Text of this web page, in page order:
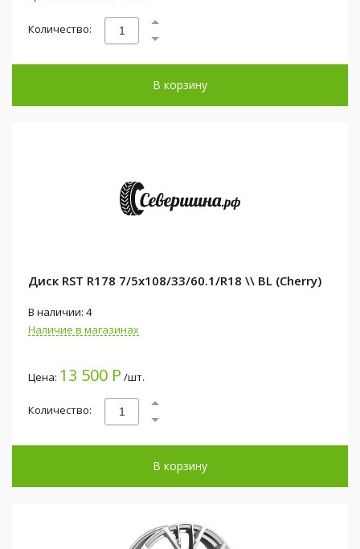
Количество:
В корзину
Диск RST R178 7/5x108/33/60.1/R18 \\ BL (Cherry)
В наличии: 4
Наличие в магазинах
Цена: 13 500 Р /шт.
Количество:
В корзину